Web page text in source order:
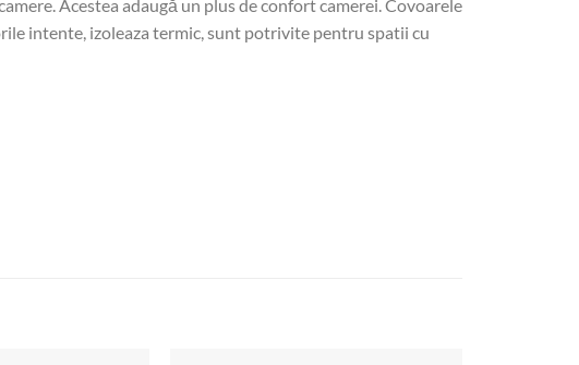
Acestea adaugă un plus de confort camerei. Covoarele
intente, izoleaza termic, sunt potrivite pentru spatii cu